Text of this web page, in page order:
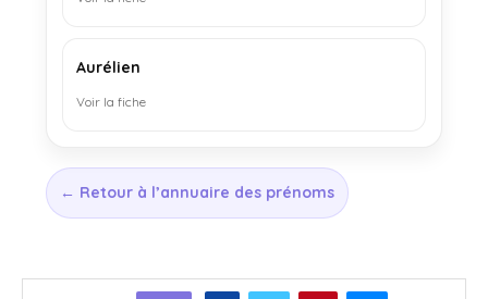
Aurélien
Voir la fiche
← Retour à l’annuaire des prénoms